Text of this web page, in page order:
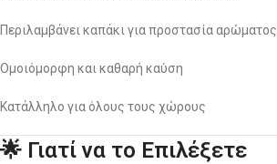
Περιλαμβάνει καπάκι για προστασία αρώματος
Ομοιόμορφη και καθαρή καύση
Κατάλληλο για όλους τους χώρους
🌟 Γιατί να το Επιλέξετε